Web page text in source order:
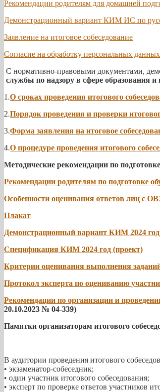
Рекомендации родителям для домашней
Демонстрационный вариант КИМ ИС по
Заявление на итоговое собеседование
Согласие на обработку персональных
С нормативно-правовыми документами,
службы по надзору в сфере образования
1.О сроках проведения итогового
2.Порядок проведения и проверки
3.Форма заявления на итоговое
4.О процедуре проведения итогового
Методические рекомендации по
Рекомендации родителям по подготовке
Особенности оценивания ответов лиц с
Плакат
Демонстрационный вариант КИМ 2024 год
Спецификация КИМ 2024 год (проект)
Критерии оценивания выполнения
Протокол эксперта по оцениванию
Рекомендации по организации и
20.10.2023 № 04-339)
Памятки организаторам итогового
В аудитории проведения итогового
• экзаменатор-собеседник;
• один участник итогового собеседования;
• эксперт по проверке ответов участников